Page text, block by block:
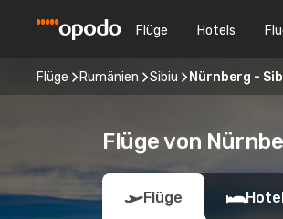
Flüge Hotels
Flüge Rumänien Sibiu Nürnberg -
Flüge von
Flüge